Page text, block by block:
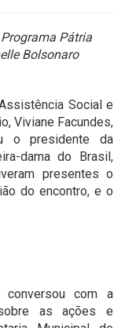
Pátria
Bolsonaro
Social e
Viviane Facundes,
o presidente da
dama do Brasil,
presentes o
do encontro, e o
com a
as ações e